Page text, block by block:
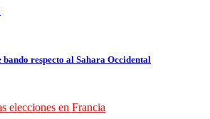
bando respecto al Sahara Occidental
elecciones en Francia